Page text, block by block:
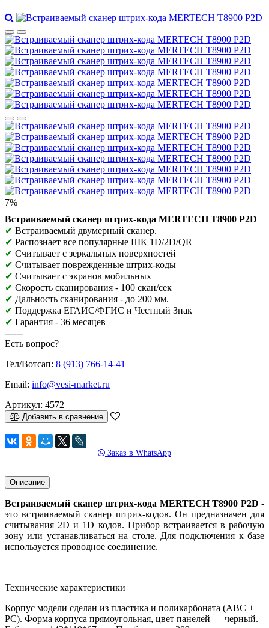
7%
Встраиваемый сканер штрих-кода MERTECH T8900 P2D
✔ Встраиваемый двумерный сканер.
✔ Распознает все популярные ШК 1D/2D/QR
✔ Считывает с зеркальных поверхностей
✔ Считывает поврежденные штрих-коды
✔ Считывает с экранов мобильных
✔ Скорость сканирования - 100 скан/сек
✔ Дальность сканирования - до 200 мм.
✔ Поддержка ЕГАИС/ФГИС и Честный Знак
✔ Гарантия - 36 месяцев
------
Есть вопрос?
Тел/Вотсап: 8 (913) 766-14-41
Email: info@vesi-market.ru
Артикул: 4572
Добавить в сравнение
Заказ в WhatsApp
Описание
Встраиваемый сканер штрих-кода MERTECH T8900 P2D -
это встраиваемый сканер штрих-кодов. Он предназначен для
считывания 2D и 1D кодов. Прибор встраивается в рабочую
зону или устанавливаться на столе. Для подключения к базе
используется проводное соединение.
Технические характеристики
Корпус модели сделан из пластика и поликарбоната (ABC +
PC). Форма корпуса прямоугольная, цвет панелей — черный.